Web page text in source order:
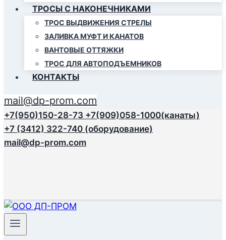
ТРОСЫ С НАКОНЕЧНИКАМИ
ТРОС ВЫДВИЖЕНИЯ СТРЕЛЫ
ЗАЛИВКА МУФТ И КАНАТОВ
ВАНТОВЫЕ ОТТЯЖКИ
ТРОС ДЛЯ АВТОПОДЪЕМНИКОВ
КОНТАКТЫ
mail@dp-prom.com
+7(950)150-28-73 +7(909)058-1000(канаты)
+7 (3412) 322-740 (оборудование)
mail@dp-prom.com